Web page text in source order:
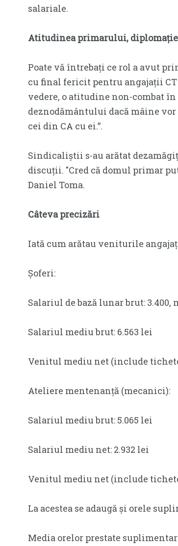
salariale.
Atitudinea primarului,
Poate vă întrebați ce rol a avut
cu final fericit pentru angajații CT
vedere, o atitudine non-combat
deznodământului dacă mâine
cei din CA cu ei.”.
Sindicaliștii s-au arătat
discuții. ″Cred că domul primar
Daniel Toma.
Câteva precizări
Iată cum arătau veniturile
Șoferi:
Salariul de bază lunar brut: 3.400,
Salariul mediu brut: 6.563 lei
Venitul mediu net (include
Ateliere mentenanță (mecanici):
Salariul mediu brut: 5.065 lei
Salariul mediu net: 2.932 lei
Venitul mediu net (include
La acestea se adaugă și orele
Media orelor prestate suplimentar